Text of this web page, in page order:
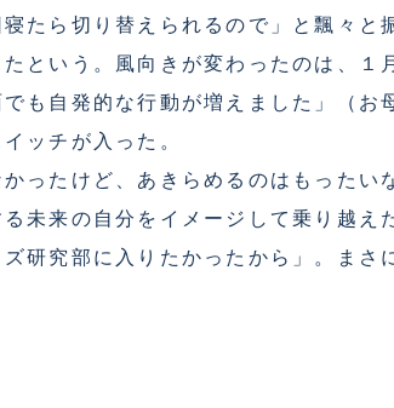
たら切り替えられるので」と飄々
という。風向きが変わったのは、１
も自発的な行動が増えました」（
ッチが入った。
ったけど、あきらめるのはもったい
未来の自分をイメージして乗り越
研究部に入りたかったから」。ま